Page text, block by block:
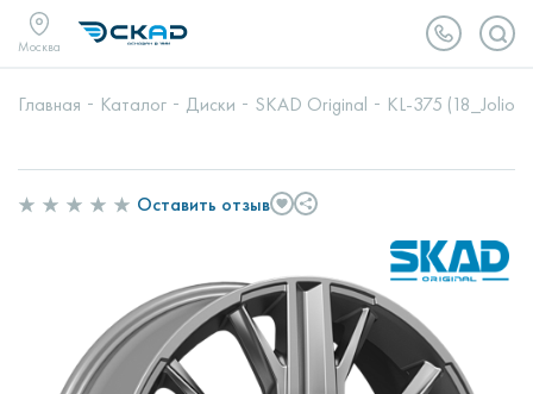
Москва
Главная Каталог Диски SKAD Original KL-375 (18_Jolion)
Оставить отзыв